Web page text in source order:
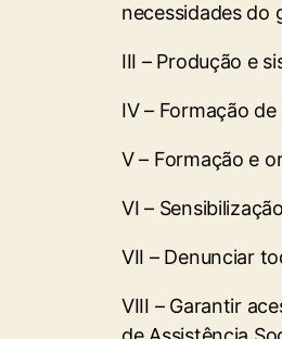
necessidades do
III – Produção e
IV – Formação
V – Formação e
VI –
VII – Denunciar
VIII – Garantir